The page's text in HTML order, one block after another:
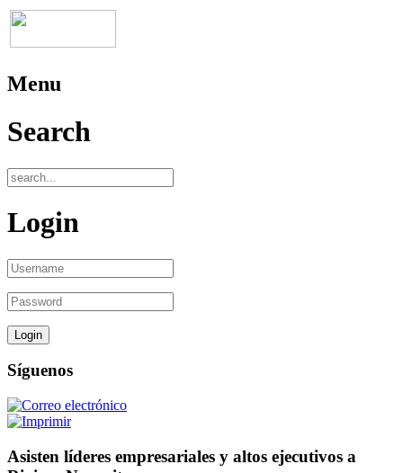
Menu
Search
Login
Síguenos
Asisten líderes empresariales y altos ejecutivos a